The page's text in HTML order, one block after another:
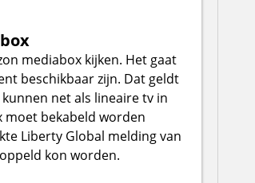
mediabox kijken. Het gaat
beschikbaar zijn. Dat geldt
net als lineaire tv in
moet bekabeld worden
Liberty Global melding van
kon worden.